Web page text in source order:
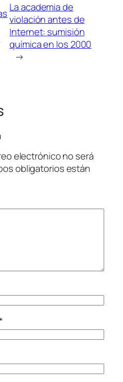
La academia de
violación antes de
Internet: sumisión
química en los 2000
→
electrónico no será
obligatorios están